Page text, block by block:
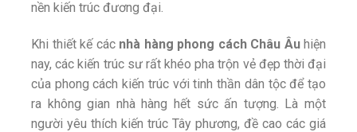
nền kiến trúc đương đại.
Khi thiết kế các nhà hàng phong cách Châu Âuhiện
nay, các kiến trúc sư rất khéo pha trộn vẻ đẹp thời đại
của phong cách kiến trúc với tinh thần dân tộc để tạo
ra không gian nhà hàng hết sức ấn tượng. Là một
người yêu thích kiến trúc Tây phương, đề cao các giá